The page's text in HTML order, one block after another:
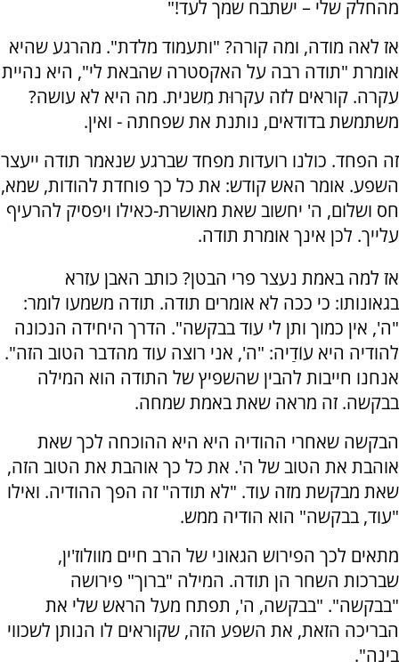
מהחלק שלי – ישתבח שמך לעד!"
אז לאה מודה, ומה קורה? "ותעמוד מלדת". מהרגע שהיא
אומרת "תודה רבה על האקסטרה שהבאת לי", היא נהיית
עקרה. קוראים לזה עקרוּת מִשנית. מה היא לא עושה?
משתמשת בדודאים, נותנת את שפחתה - ואין.
זה הפחד. כולנו רועדות מפחד שברגע שנאמר תודה ייעצר
השפע. אומר האש קודש: את כל כך פוחדת להודות, שמא,
חס ושלום, ה' יחשוב שאת מאושרת-כאילו ויפסיק להרעיף
עלייך. לכן אינך אומרת תודה.
אז למה באמת נעצר פרי הבטן? כותב האבן עזרא
בגאונותו: כי ככה לא אומרים תודה. תודה משמעו לומר:
"ה', אין כמוך ותן לי עוד בבקשה". הדרך היחידה הנכונה
להודיה היא עוֹדַיה: "ה', אני רוצה עוד מהדבר הטוב הזה".
אנחנו חייבות להבין שהשפיץ של התודה הוא המילה
בבקשה. זה מראה שאת באמת שמחה.
הבקשה שאחרי ההודיה היא היא ההוכחה לכך שאת
אוהבת את הטוב של ה'. את כל כך אוהבת את הטוב הזה,
שאת מבקשת מזה עוד. "לא תודה" זה הפך ההודיה. ואילו
"עוד, בבקשה" הוא הודיה ממש.
מתאים לכך הפירוש הגאוני של הרב חיים מוולוז'ין,
שברכות השחר הן תודה. המילה "ברוך" פירושה
"בבקשה". "בבקשה, ה', תפתח מעל הראש שלי את
הבריכה הזאת, את השפע הזה, שקוראים לו הנותן לשכווי
בינה".